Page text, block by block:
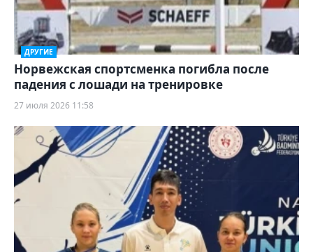
ДРУГИЕ
Норвежская спортсменка погибла после
падения с лошади на тренировке
27 июля 2026 11:58